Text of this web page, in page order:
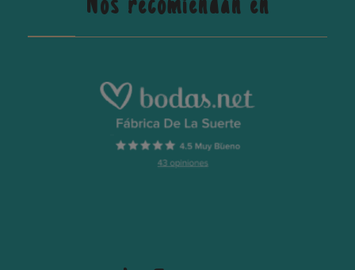
Nos recomiendan en